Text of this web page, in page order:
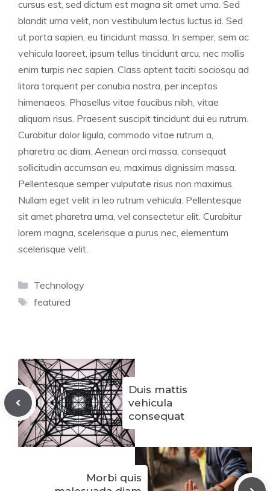
cursus est, sed dictum est magna sit amet urna. Sed
blandit urna velit, non vestibulum lectus luctus id. Sed
ut porta sapien, eu tincidunt massa. In semper, sem ac
vehicula laoreet, ipsum tellus tincidunt arcu, nec mollis
enim turpis nec sapien. Class aptent taciti sociosqu ad
litora torquent per conubia nostra, per inceptos
himenaeos. Phasellus vitae faucibus nibh, vitae
aliquam risus. Praesent suscipit tincidunt dui eu rutrum.
Curabitur dolor ligula, commodo vitae rutrum a,
pharetra ac diam. Aenean orci massa, consequat
sollicitudin accumsan eu, maximus dignissim massa.
Pellentesque semper vulputate risus non maximus.
Nullam eget velit in leo rutrum vehicula. Pellentesque
sit amet pharetra urna, vel consectetur elit. Curabitur
lorem magna, scelerisque a purus nec, elementum
scelerisque velit.
Categorías
Technology
Etiquetas
featured
Duis mattis
vehicula
consequat
Morbi quis